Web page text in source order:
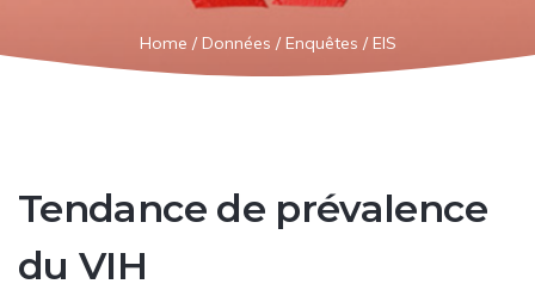
Home / Données / Enquêtes /EIS
Tendance de prévalence
du VIH